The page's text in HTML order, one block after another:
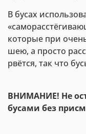
В бусах
которые при
шею, а просто
рвётся, так что
ВНИМАНИЕ! Не
бусами без